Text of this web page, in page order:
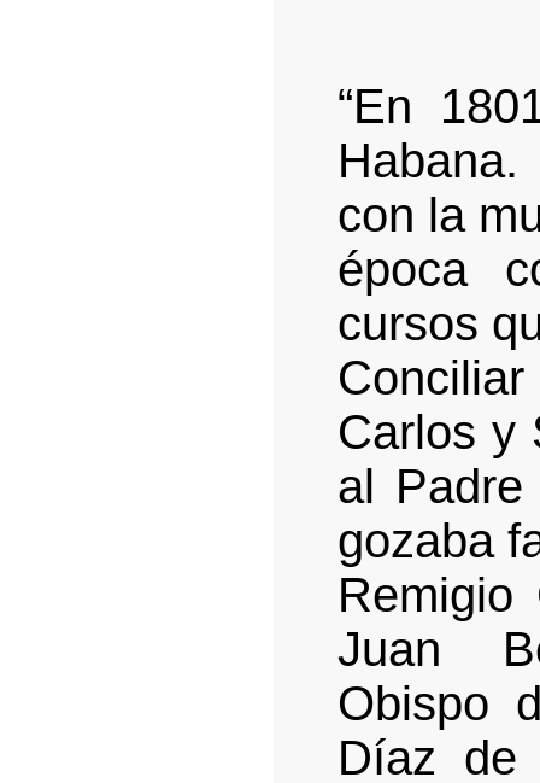
“En
con la
época
cursos
Carlos y
al Padre
gozaba
Remigio
Juan
Obispo
Díaz de